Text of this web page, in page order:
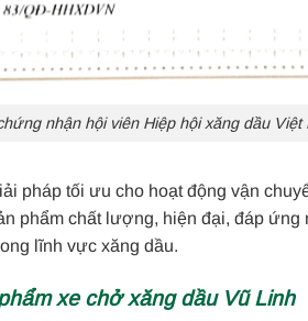
nhận hội viên Hiệp hội xăng dầu
pháp tối ưu cho hoạt động vận
phẩm chất lượng, hiện đại, đáp
lĩnh vực xăng dầu.
xe chở xăng dầu Vũ Linh